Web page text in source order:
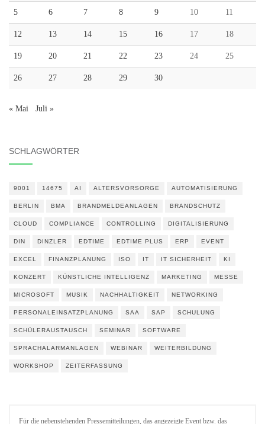
5 6 7 8 9 10 11
12 13 14 15 16 17 18
19 20 21 22 23 24 25
26 27 28 29 30
« Mai Juli »
SCHLAGWÖRTER
9001 14675 AI ALTERSVORSORGE AUTOMATISIERUNG
BERLIN BMA BRANDMELDEANLAGEN BRANDSCHUTZ
CLOUD COMPLIANCE CONTROLLING DIGITALISIERUNG
DIN DINZLER EDTIME EDTIME PLUS ERP EVENT
EXCEL FINANZPLANUNG ISO IT IT SICHERHEIT KI
KONZERT KÜNSTLICHE INTELLIGENZ MARKETING MESSE
MICROSOFT MUSIK NACHHALTIGKEIT NETWORKING
PERSONALEINSATZPLANUNG SAA SAP SCHULUNG
SCHÜLERAUSTAUSCH SEMINAR SOFTWARE
SPRACHALARMANLAGEN WEBINAR WEITERBILDUNG
WORKSHOP ZEITERFASSUNG
Für die nebenstehenden Pressemitteilungen, das angezeigte Event bzw. das